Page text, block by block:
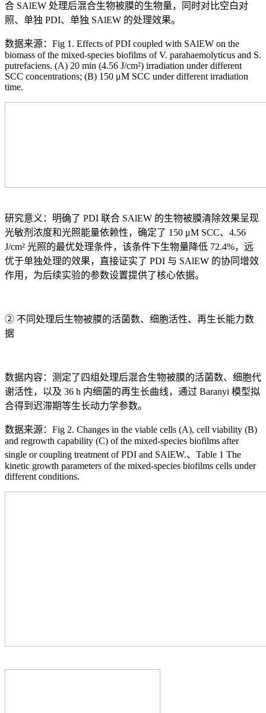
合 SAlEW 处理后混合生物被膜的生物量，同时对比空白对
照、单独 PDI、单独 SAlEW 的处理效果。
数据来源：Fig 1. Effects of PDI coupled with SAlEW on the
biomass of the mixed-species biofilms of V. parahaemolyticus and S.
putrefaciens. (A) 20 min (4.56 J/cm²) irradiation under different
SCC concentrations; (B) 150 μM SCC under different irradiation
time.
研究意义：明确了 PDI 联合 SAlEW 的生物被膜清除效果呈现
光敏剂浓度和光照能量依赖性，确定了 150 μM SCC、4.56
J/cm² 光照的最优处理条件，该条件下生物量降低 72.4%，远
优于单独处理的效果，直接证实了 PDI 与 SAlEW 的协同增效
作用，为后续实验的参数设置提供了核心依据。
② 不同处理后生物被膜的活菌数、细胞活性、再生长能力数
据
数据内容：测定了四组处理后混合生物被膜的活菌数、细胞代
谢活性，以及 36 h 内细菌的再生长曲线，通过 Baranyi 模型拟
合得到迟滞期等生长动力学参数。
数据来源：Fig 2. Changes in the viable cells (A), cell viability (B)
and regrowth capability (C) of the mixed-species biofilms after
single or coupling treatment of PDI and SAlEW.、Table 1 The
kinetic growth parameters of the mixed-species biofilms cells under
different conditions.